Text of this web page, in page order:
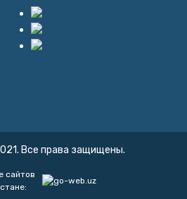
Все права защищены.
сайтов